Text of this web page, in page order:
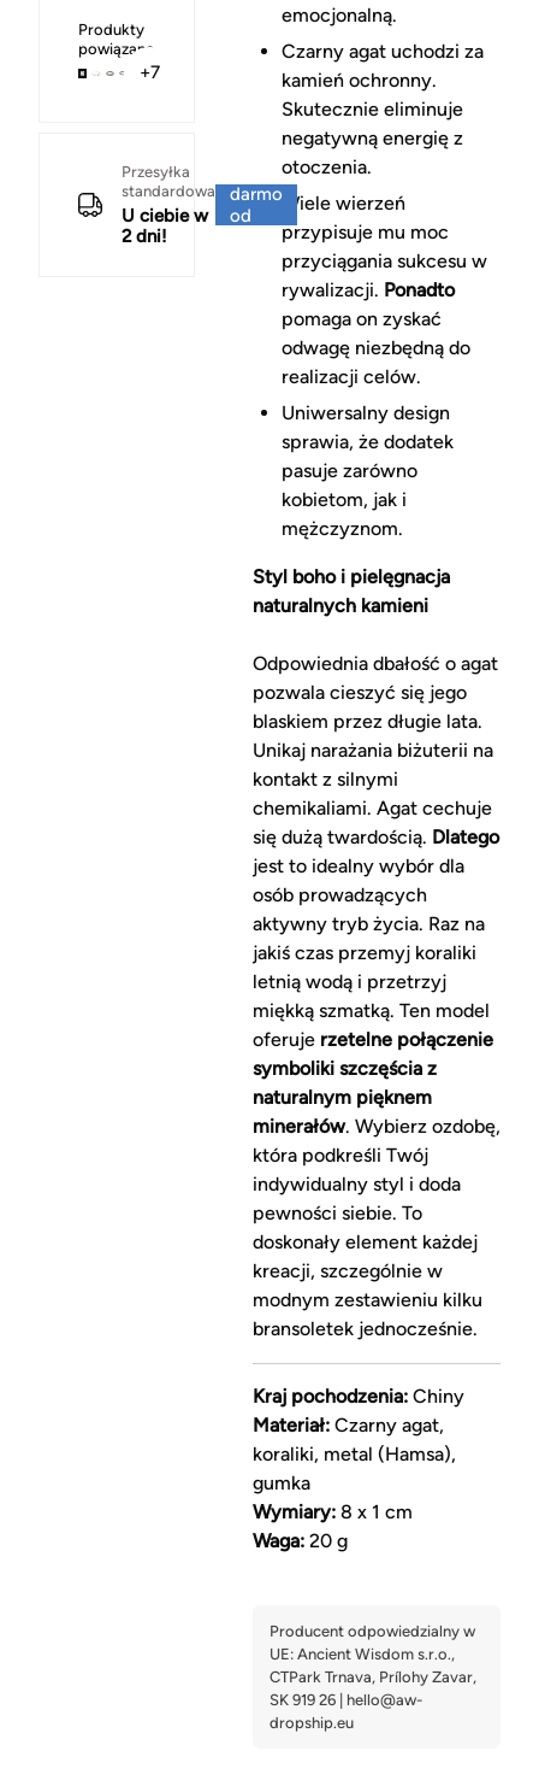
Produkty
powiązane
+7
Przesyłka
standardowa
U ciebie w
2 dni!
darmo
od
emocjonalną.
Czarny agat uchodzi za
kamień ochronny.
Skutecznie eliminuje
negatywną energię z
otoczenia.
Wiele wierzeń
przypisuje mu moc
przyciągania sukcesu w
rywalizacji. Ponadto
pomaga on zyskać
odwagę niezbędną do
realizacji celów.
Uniwersalny design
sprawia, że dodatek
pasuje zarówno
kobietom, jak i
mężczyznom.
Styl boho i pielęgnacja
naturalnych kamieni
Odpowiednia dbałość o agat
pozwala cieszyć się jego
blaskiem przez długie lata.
Unikaj narażania biżuterii na
kontakt z silnymi
chemikaliami. Agat cechuje
się dużą twardością. Dlatego
jest to idealny wybór dla
osób prowadzących
aktywny tryb życia. Raz na
jakiś czas przemyj koraliki
letnią wodą i przetrzyj
miękką szmatką. Ten model
oferuje rzetelne połączenie
symboliki szczęścia z
naturalnym pięknem
minerałów. Wybierz ozdobę,
która podkreśli Twój
indywidualny styl i doda
pewności siebie. To
doskonały element każdej
kreacji, szczególnie w
modnym zestawieniu kilku
bransoletek jednocześnie.
Kraj pochodzenia:Chiny
Materiał:Czarny agat,
koraliki, metal (Hamsa),
gumka
Wymiary:8 x 1 cm
Waga:20 g